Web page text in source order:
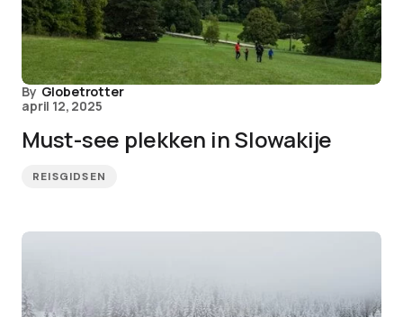
By Globetrotter
april 12, 2025
Must-see plekken in Slowakije
REISGIDSEN